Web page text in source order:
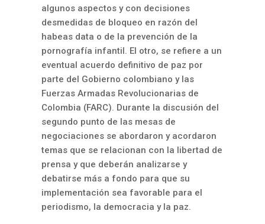
algunos aspectos y con decisiones
desmedidas de bloqueo en razón del
habeas data o de la prevención de la
pornografía infantil. El otro, se refiere a un
eventual acuerdo definitivo de paz por
parte del Gobierno colombiano y las
Fuerzas Armadas Revolucionarias de
Colombia (FARC). Durante la discusión del
segundo punto de las mesas de
negociaciones se abordaron y acordaron
temas que se relacionan con la libertad de
prensa y que deberán analizarse y
debatirse más a fondo para que su
implementación sea favorable para el
periodismo, la democracia y la paz.